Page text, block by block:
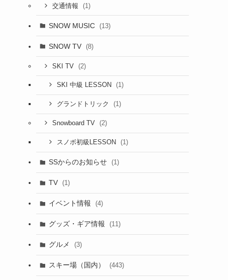
交通情報 (1)
SNOW MUSIC (13)
SNOW TV (8)
SKI TV (2)
SKI 中級 LESSON (1)
グランドトリック (1)
Snowboard TV (2)
スノボ初級LESSON (1)
SSからのお知らせ (1)
TV (1)
イベント情報 (4)
グッズ・ギア情報 (11)
グルメ (3)
スキー場（国内） (443)